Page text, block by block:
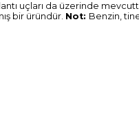
uçları da üzerinde
bir üründür. Not: Benzin,